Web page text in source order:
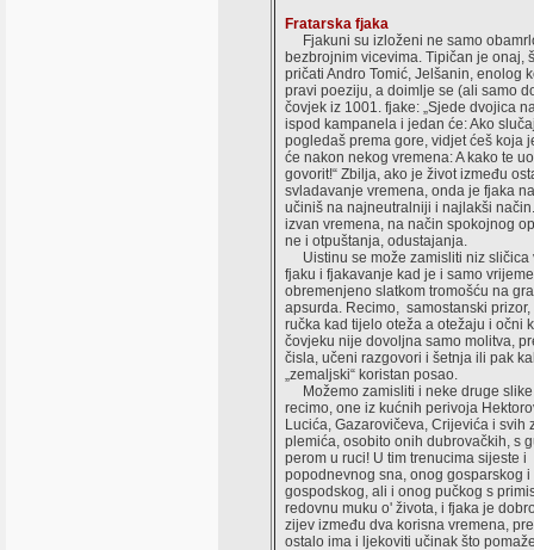
Fratarska fjaka
Fjakuni su izloženi ne samo
bezbrojnim vicevima. Tipičan je onaj,
pričati Andro Tomić, Jelšanin, enolog
pravi poeziju, a doimlje se (ali samo
čovjek iz 1001. fjake: „Sjede dvojica
ispod kampanela i jedan će: Ako
pogledaš prema gore, vidjet ćeš koja
će nakon nekog vremena: A kako te
govorit!“ Zbilja, ako je život između
svladavanje vremena, onda je fjaka
učiniš na najneutralniji i najlakši
izvan vremena, na način spokojnog
ne i otpuštanja, odustajanja.
Uistinu se može zamisliti niz sličica
fjaku i fjakavanje kad je i samo vrijeme
obremenjeno slatkom tromošću na
apsurda. Recimo, samostanski
ručka kad tijelo oteža a otežaju i očni
čovjeku nije dovoljna samo molitva,
čisla, učeni razgovori i šetnja ili pak
„zemaljski“ koristan posao.
Možemo zamisliti i neke druge
recimo, one iz kućnih perivoja
Lucića, Gazarovičeva, Crijevića i svih
plemića, osobito onih dubrovačkih, s
perom u ruci! U tim trenucima sijeste i
popodnevnog sna, onog gosparskog i
gospodskog, ali i onog pučkog s
redovnu muku o' života, i fjaka je
zijev između dva korisna vremena,
ostalo ima i ljekoviti učinak što